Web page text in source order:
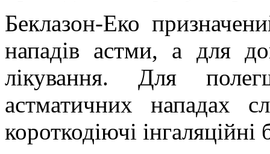
Беклазон-Еко
нападів астми, а для
лікування. Для
астматичних нападах
короткодіючі